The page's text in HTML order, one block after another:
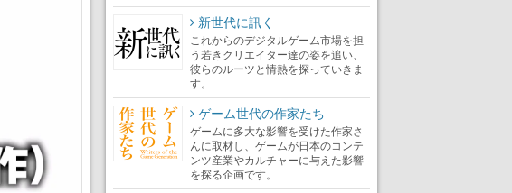
新世代に訊く
これからのデジタルゲーム市場を担
う若きクリエイター達の姿を追い、
彼らのルーツと情熱を探っていきま
す。
ゲーム世代の作家たち
ゲームに多大な影響を受けた作家さ
んに取材し、ゲームが日本のコンテ
ンツ産業やカルチャーに与えた影響
を探る企画です。